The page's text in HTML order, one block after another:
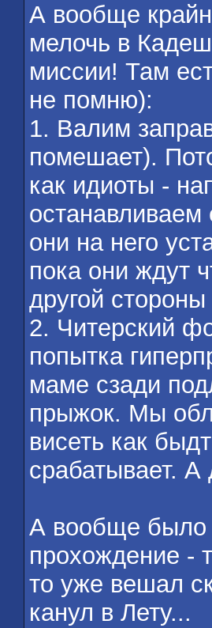
А вообще
мелочь в
миссии! Там
не помню):
1. Валим
помешает).
как идиоты -
останавливаем
они на него
пока они ждут
другой
2. Читерский
попытка
маме сзади
прыжок. Мы
висеть как
срабатывает.
А вообще было
прохождение -
то уже вешал
канул в Лету...